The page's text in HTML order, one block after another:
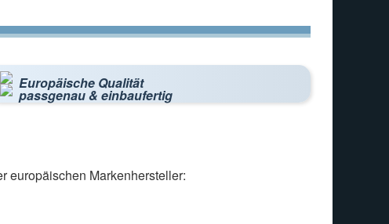
Europäische Qualität
passgenau & einbaufertig
europäischen Markenhersteller: